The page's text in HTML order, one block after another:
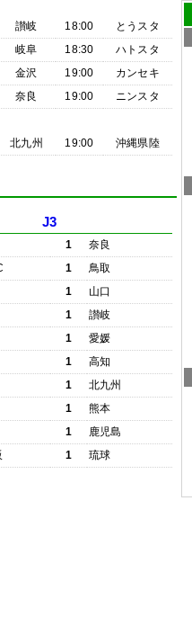
讃岐 18:00
とうスタ
岐阜 18:30
ハトスタ
金沢 19:00
カンセキ
奈良 19:00
ニンスタ
北九州 19:00 沖縄県陸
J3
1
奈良
1
鳥取
1
山口
1
讃岐
1
愛媛
1
高知
1
北九州
1
熊本
1
鹿児島
1 琉球